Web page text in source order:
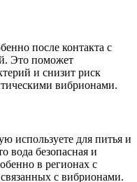
после контакта с
Это поможет
и снизит риск
вибрионами.
используете для питья и
вода безопасная и
в регионах с
с вибрионами.